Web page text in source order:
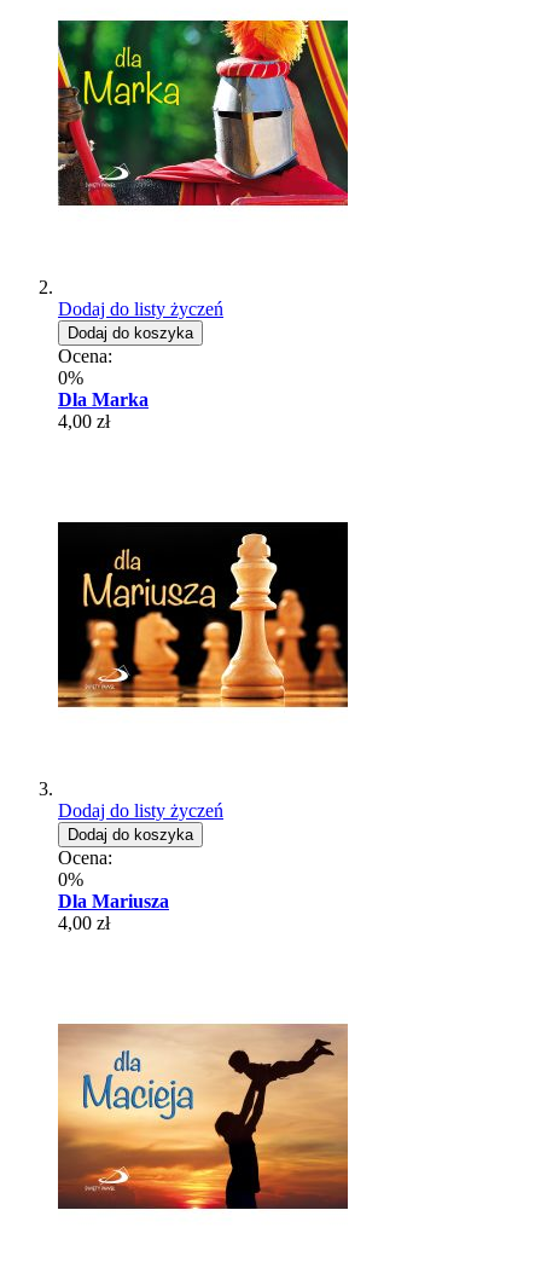
Dodaj do listy życzeń
Dodaj do koszyka
Ocena:
0%
Dla Marka
4,00 zł
Dodaj do listy życzeń
Dodaj do koszyka
Ocena:
0%
Dla Mariusza
4,00 zł